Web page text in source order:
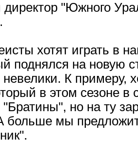
директор "Южного
хотят играть в
поднялся на новую
К примеру,
в этом сезоне в
но на ту
больше мы